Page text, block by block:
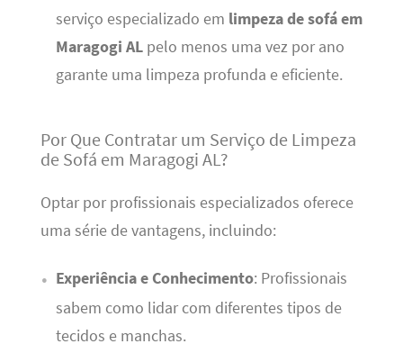
serviço especializado em limpeza de sofá em
Maragogi ALpelo menos uma vez por ano
garante uma limpeza profunda e eficiente.
Por Que Contratar um Serviço de Limpeza
de Sofá em Maragogi AL?
Optar por profissionais especializados oferece
uma série de vantagens, incluindo:
Experiência e Conhecimento: Profissionais
sabem como lidar com diferentes tipos de
tecidos e manchas.